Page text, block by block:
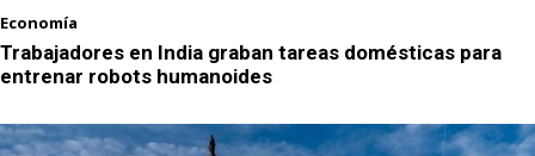
Economía
Trabajadores en India graban tareas domésticas para
entrenar robots humanoides